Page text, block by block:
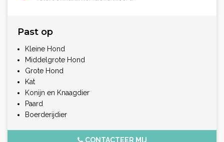
Past op
Kleine Hond
Middelgrote Hond
Grote Hond
Kat
Konijn en Knaagdier
Paard
Boerderijdier
CONTACTEER MIJ